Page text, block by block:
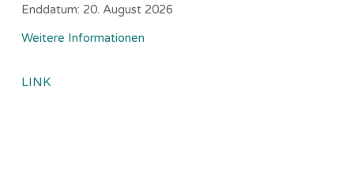
Enddatum: 20. August 2026
Weitere Informationen
LINK